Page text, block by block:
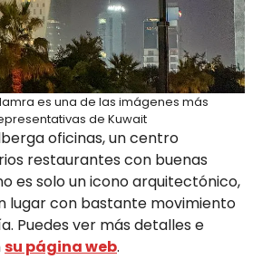
es una de las imágenes más
de Kuwait
oficinas, un centro
restaurantes con buenas
es solo un icono arquitectónico,
lugar con bastante movimiento
Puedes ver más detalles e
su página web.